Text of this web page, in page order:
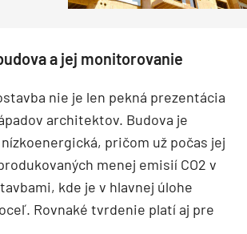
a jej monitorovanie
nie je len pekná prezentácia
architektov. Budova je
pričom už počas jej
menej emisií CO2 v
kde je v hlavnej úlohe
Rovnaké tvrdenie platí aj pre